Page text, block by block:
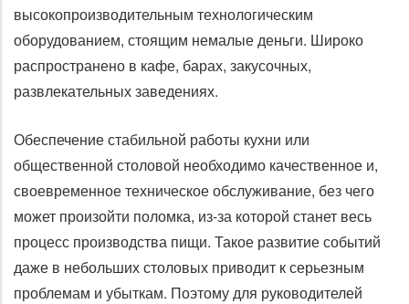
высокопроизводительным технологическим
оборудованием, стоящим немалые деньги. Широко
распространено в кафе, барах, закусочных,
развлекательных заведениях.
Обеспечение стабильной работы кухни или
общественной столовой необходимо качественное и,
своевременное техническое обслуживание, без чего
может произойти поломка, из-за которой станет весь
процесс производства пищи. Такое развитие событий
даже в небольших столовых приводит к серьезным
проблемам и убыткам. Поэтому для руководителей